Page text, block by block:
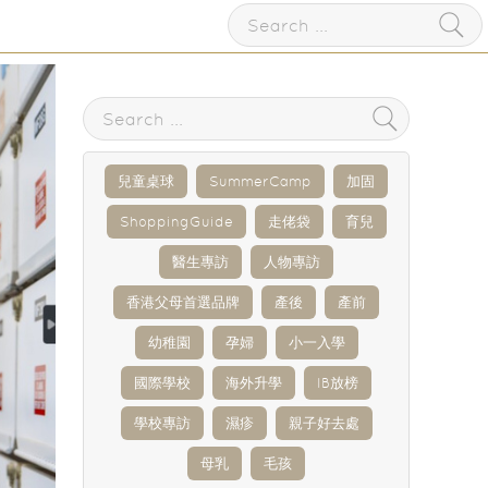
兒童桌球 SummerCamp 加固
ShoppingGuide 走佬袋 育兒
醫生專訪 人物專訪
香港父母首選品牌 產後 產前
幼稚園 孕婦 小一入學
國際學校 海外升學 IB放榜
學校專訪 濕疹 親子好去處
母乳 毛孩